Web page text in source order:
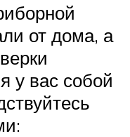
от дома, а
у вас собой